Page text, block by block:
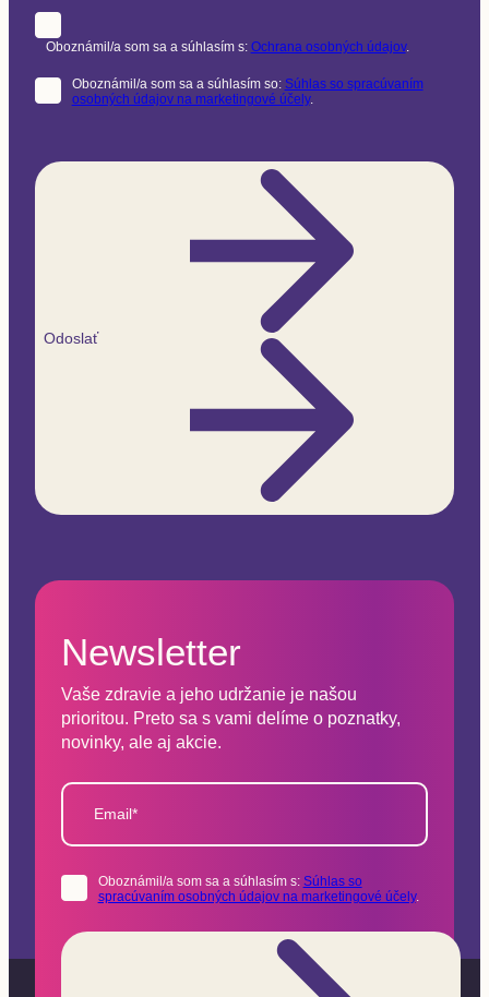
Oboznámil/a som sa a súhlasím s: Ochrana osobných údajov.
Oboznámil/a som sa a súhlasím so: Súhlas so spracúvaním
osobných údajov na marketingové účely.
Odoslať
Newsletter
Vaše zdravie a jeho udržanie je našou
prioritou. Preto sa s vami delíme o poznatky,
novinky, ale aj akcie.
Email*
Oboznámil/a som sa a súhlasím s: Súhlas so
spracúvaním osobných údajov na marketingové účely.